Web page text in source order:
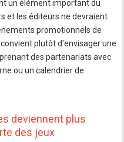
un élément important du
et les éditeurs ne devraient
promotionnels de
plutôt d'envisager une
des partenariats avec
ou un calendrier de
deviennent plus
des jeux